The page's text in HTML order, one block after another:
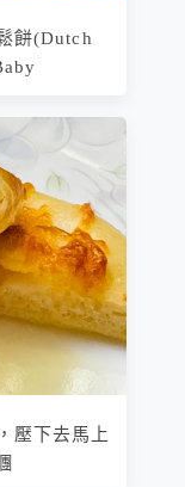
餅(Dutch
壓下去馬上